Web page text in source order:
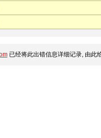
已经将此出错信息详细记录, 由此